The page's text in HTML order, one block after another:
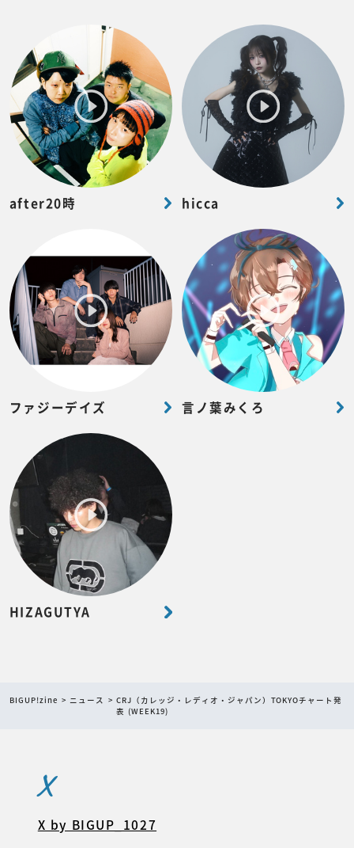
after20時 hicca
ファジーデイズ 言ノ葉みくろ
HIZAGUTYA
BIGUP!zine ニュース
CRJ（カレッジ・レディオ・ジャパン）TOKYOチャート発
表 (WEEK19)
X
X by BIGUP_1027